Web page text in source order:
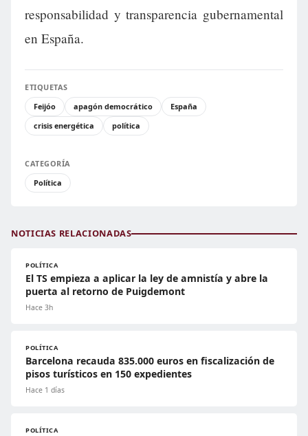
responsabilidad y transparencia gubernamental
en España.
ETIQUETAS
Feijóo
apagón democrático
España
crisis energética
política
CATEGORÍA
Política
NOTICIAS RELACIONADAS
POLÍTICA
El TS empieza a aplicar la ley de amnistía y abre la
puerta al retorno de Puigdemont
Hace 3h
POLÍTICA
Barcelona recauda 835.000 euros en fiscalización de
pisos turísticos en 150 expedientes
Hace 1 días
POLÍTICA